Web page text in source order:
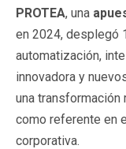
PROTEA, una
en 2024, desplegó
automatización,
innovadora y
una
como referente en
corporativa.